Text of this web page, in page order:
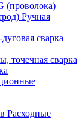
(проволока)
Ручная
сварка
точечная сварка
Расходные